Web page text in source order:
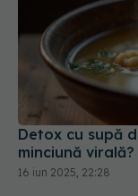
Detox cu supă
minciună virală?
16 iun 2025, 22:28